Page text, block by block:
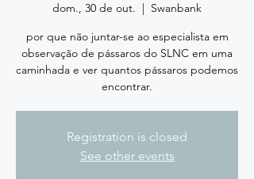
dom., 30 de out.
  |
Swanbank
por que não juntar-se ao especialista em
observação de pássaros do SLNC em uma
caminhada e ver quantos pássaros podemos
encontrar.
Registration is closed
See other events